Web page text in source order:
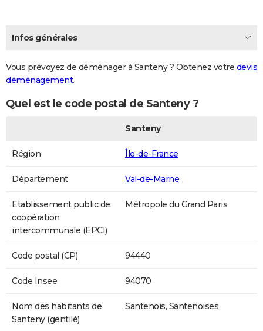
Infos générales
Vous prévoyez de déménager à Santeny ? Obtenez votre devis
déménagement.
Quel est le code postal de Santeny ?
Santeny
Région Île-de-France
Département Val-de-Marne
Etablissement public de
coopération
intercommunale (EPCI)
Métropole du Grand Paris
Code postal (CP) 94440
Code Insee 94070
Nom des habitants de
Santeny (gentilé)
Santenois, Santenoises